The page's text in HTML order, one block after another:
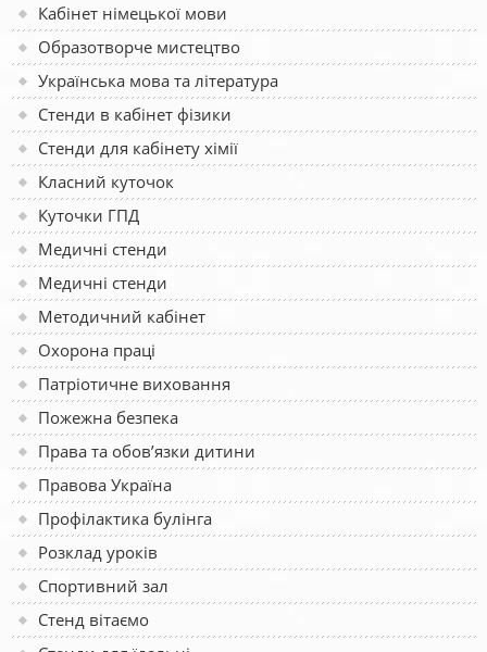
Кабінет німецької мови
Образотворче мистецтво
Українська мова та література
Стенди в кабінет фізики
Стенди для кабінету хімії
Класний куточок
Куточки ГПД
Медичні стенди
Медичні стенди
Методичний кабінет
Охорона праці
Патріотичне виховання
Пожежна безпека
Права та обов’язки дитини
Правова Україна
Профілактика булінга
Розклад уроків
Спортивний зал
Стенд вітаємо